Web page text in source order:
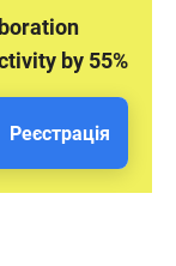
by 55%
Реєстрація